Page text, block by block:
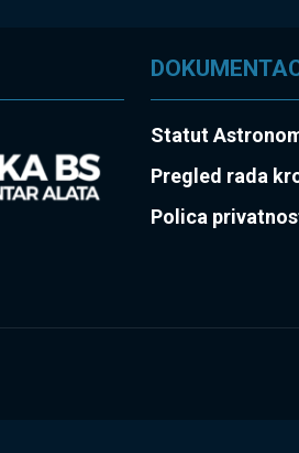
Statut
Pregled rada
Polica